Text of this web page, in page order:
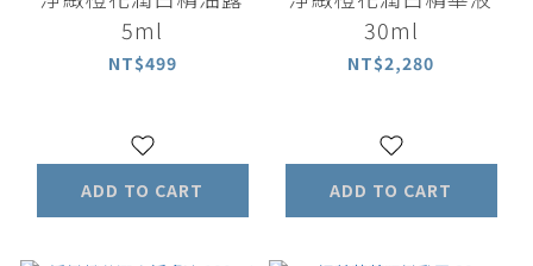
5ml
NT$499
ADD TO CART
30ml
NT$2,280
ADD TO CART